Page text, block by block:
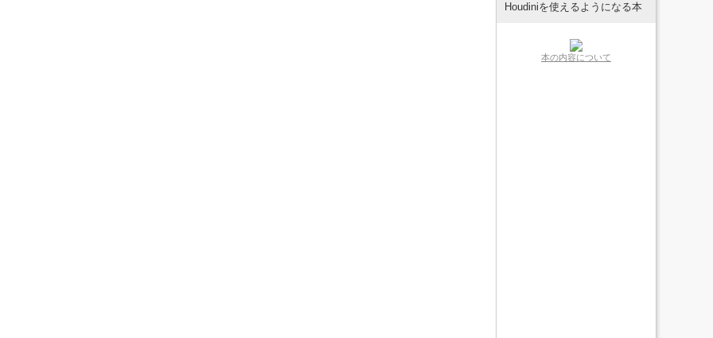
Houdiniを使えるようになる本
本の内容について